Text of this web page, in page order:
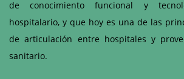
de conocimiento funcional y
hospitalario, y que hoy es una de las
de articulación entre hospitales y
sanitario.